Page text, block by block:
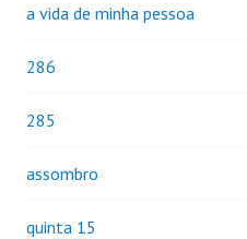
a vida de minha pessoa
286
285
assombro
quinta 15